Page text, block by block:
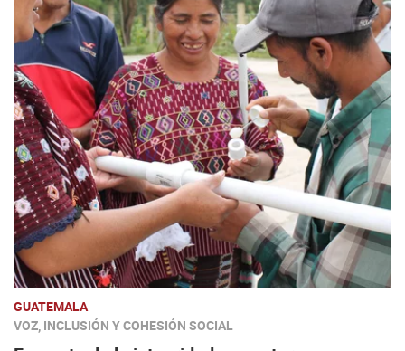
GUATEMALA
VOZ, INCLUSIÓN Y COHESIÓN SOCIAL